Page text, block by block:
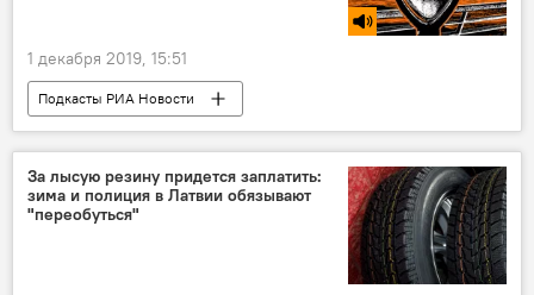
1 декабря 2019, 15:51
Подкасты РИА Новости
Радио Sputnik Латвия
НАТО
Россия
Париж Берлин
За лысую резину придется заплатить:
зима и полиция в Латвии обязывают
"переобуться"